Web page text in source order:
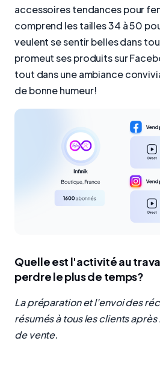
accessoires tendances pour
comprend les tailles 34 à 50
veulent se sentir belles dans
promeut ses produits sur
tout dans une ambiance
de bonne humeur!
Quelle est l'activité au
perdre le plus de temps?
La préparation et l'envoi des
résumés à tous les clients
de vente.